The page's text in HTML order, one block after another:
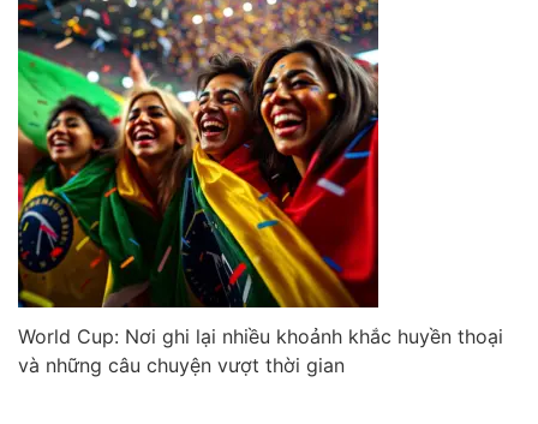
World Cup: Nơi ghi lại nhiều khoảnh khắc huyền thoại
và những câu chuyện vượt thời gian